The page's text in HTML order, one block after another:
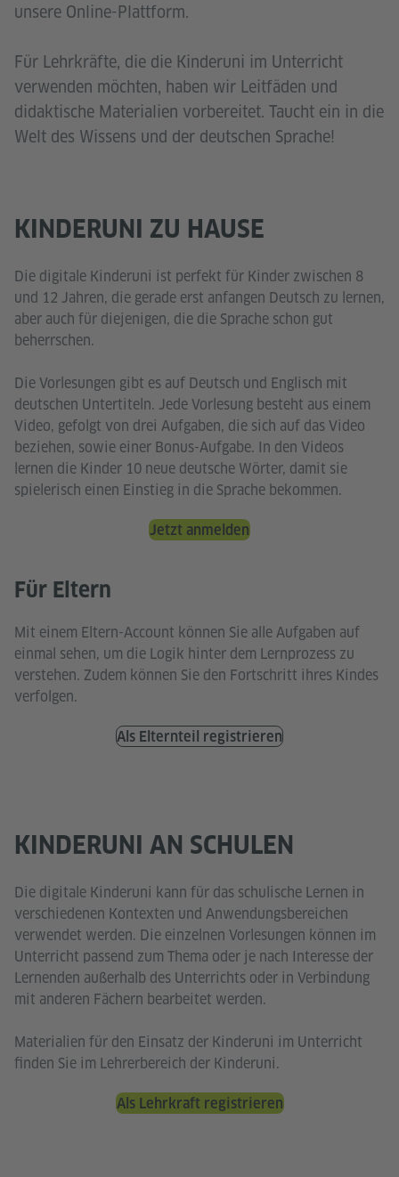
unsere Online-Plattform.
Für Lehrkräfte, die die Kinderuni im Unterricht
verwenden möchten, haben wir Leitfäden und
didaktische Materialien vorbereitet. Taucht ein in die
Welt des Wissens und der deutschen Sprache!
KINDERUNI ZU HAUSE
Die digitale Kinderuni ist perfekt für Kinder zwischen 8
und 12 Jahren, die gerade erst anfangen Deutsch zu lernen,
aber auch für diejenigen, die die Sprache schon gut
beherrschen.
Die Vorlesungen gibt es auf Deutsch und Englisch mit
deutschen Untertiteln. Jede Vorlesung besteht aus einem
Video, gefolgt von drei Aufgaben, die sich auf das Video
beziehen, sowie einer Bonus-Aufgabe. In den Videos
lernen die Kinder 10 neue deutsche Wörter, damit sie
spielerisch einen Einstieg in die Sprache bekommen.
Jetzt anmelden
Für Eltern
Mit einem Eltern-Account können Sie alle Aufgaben auf
einmal sehen, um die Logik hinter dem Lernprozess zu
verstehen. Zudem können Sie den Fortschritt ihres Kindes
verfolgen.
Als Elternteil registrieren
KINDERUNI AN SCHULEN
Die digitale Kinderuni kann für das schulische Lernen in
verschiedenen Kontexten und Anwendungsbereichen
verwendet werden. Die einzelnen Vorlesungen können im
Unterricht passend zum Thema oder je nach Interesse der
Lernenden außerhalb des Unterrichts oder in Verbindung
mit anderen Fächern bearbeitet werden.
Materialien für den Einsatz der Kinderuni im Unterricht
finden Sie im Lehrerbereich der Kinderuni.
Als Lehrkraft registrieren